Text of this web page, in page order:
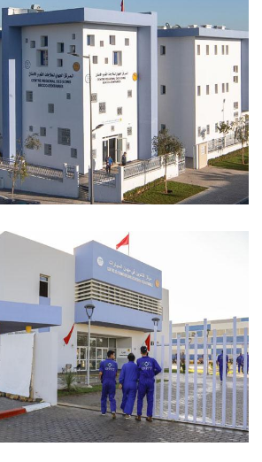
Digital Solicode de
de Salud Bucodental Al